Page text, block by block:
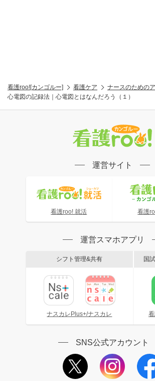
看護roo![カンゴルー] 看護ケア
ナースのための
心電図の記録法｜心電図とはなんだろう（１）
運営サイト
看護roo! 就活 看護
運営スマホアプリ
シフト管理&共有
ナスカレPlus+/ナスカレ
国
SNS公式アカウント